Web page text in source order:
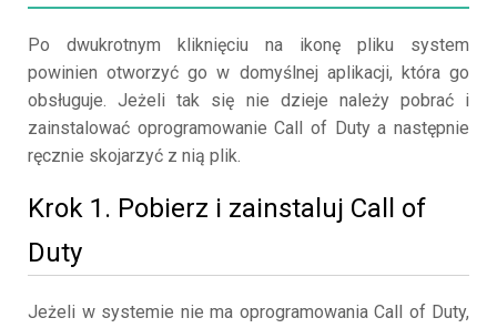
Po dwukrotnym kliknięciu na ikonę pliku system
powinien otworzyć go w domyślnej aplikacji, która go
obsługuje. Jeżeli tak się nie dzieje należy pobrać i
zainstalować oprogramowanie Call of Duty a następnie
ręcznie skojarzyć z nią plik.
Krok 1. Pobierz i zainstaluj Call of
Duty
Jeżeli w systemie nie ma oprogramowania Call of Duty,